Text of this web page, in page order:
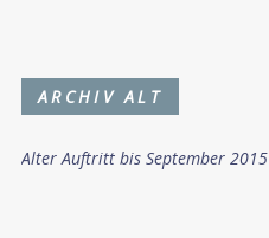
ARCHIV ALT
Alter Auftritt bis September 2015